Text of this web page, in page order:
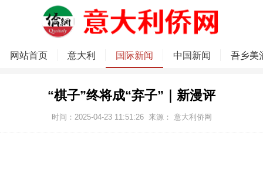
网站首页 意大利 国际新闻 中国新闻 吾乡美
“棋子”终将成“弃子”｜新漫评
时间：2025-04-23 11:51:26 来源： 意大利侨网